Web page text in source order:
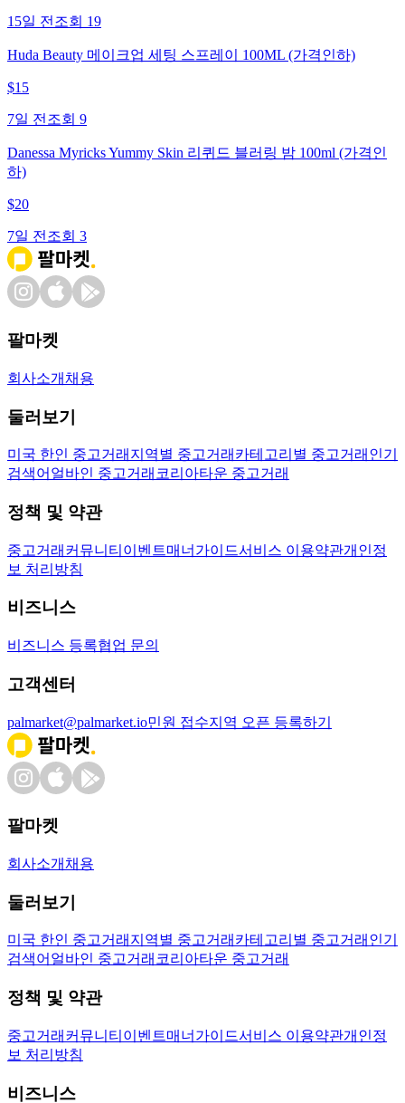
15일 전 조회 19
Huda Beauty 메이크업 세팅 스프레이 100ML (가격인하)
$15
7일 전 조회 9
Danessa Myricks Yummy Skin 리퀴드 블러링 밤 100ml (가격인
하)
$20
7일 전 조회 3
팔마켓
회사소개 채용
둘러보기
미국 한인 중고거래 지역별 중고거래 카테고리별 중고거래 인기
검색어 얼바인 중고거래 코리아타운 중고거래
정책 및 약관
중고거래 커뮤니티 이벤트매너가이드서비스 이용약관개인정
보 처리방침
비즈니스
비즈니스 등록협업 문의
고객센터
palmarket@palmarket.io민원 접수지역 오픈 등록하기
팔마켓
회사소개 채용
둘러보기
미국 한인 중고거래 지역별 중고거래 카테고리별 중고거래 인기
검색어 얼바인 중고거래 코리아타운 중고거래
정책 및 약관
중고거래 커뮤니티 이벤트매너가이드서비스 이용약관개인정
보 처리방침
비즈니스